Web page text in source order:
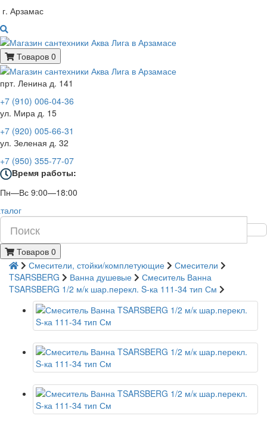
г. Арзамас
Товаров 0
прт. Ленина д. 141
+7 (910) 006-04-36
ул. Мира д. 15
+7 (920) 005-66-31
ул. Зеленая д. 32
+7 (950) 355-77-07
Время работы:
Пн—Вс 9:00—18:00
Товаров 0
Смесители, стойки/комплетующие
Смесители
TSARSBERG
Ванна душевые
Смеситель Ванна
TSARSBERG 1/2 м/к шар.перекл. S-ка 111-34 тип См